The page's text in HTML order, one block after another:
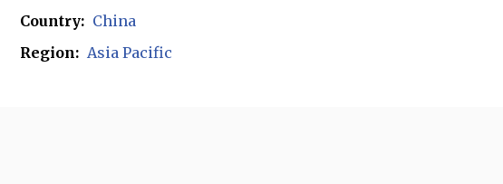
Country: China
Region: Asia Pacific